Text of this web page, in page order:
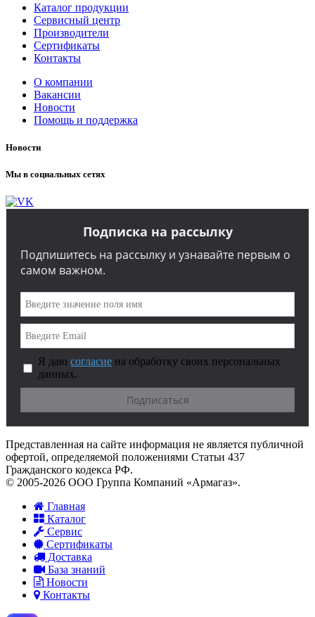
Каталог продукции
Сервисный центр
Производители
Сертификаты
Контакты
О компании
Вакансии
Новости
Помощь и поддержка
Новости
Мы в социальных сетях
Подписка на рассылку
Подпишитесь на рассылку и узнавайте первым о
самом важном.
Я даю согласие на обработку своих персональных
данных.
Представленная на сайте информация не является публичной
офертой, определяемой положениями Статьи 437
Гражданского кодекса РФ.
© 2005-2026 ООО Группа Компаний «Армагаз».
Главная
Каталог
Сервис
Сертификаты
Доставка
База знаний
Новости
Контакты